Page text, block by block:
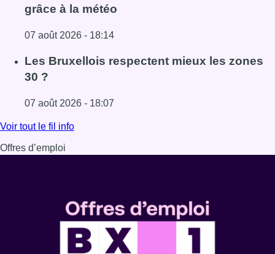
grâce à la météo
07 août 2026 - 18:14
Lire l'article Foire du Midi: les visiteurs au rendez-vous
Les Bruxellois respectent mieux les zones
30 ?
07 août 2026 - 18:07
Lire l'article Les Bruxellois respectent mieux les zones 30
Voir tout le fil info
Offres d’emploi